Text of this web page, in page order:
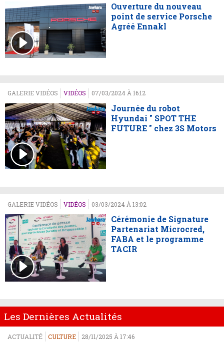
Ouverture du nouveau
point de service Porsche
Agréé Ennakl
GALERIE VIDÉOS VIDÉOS 07/03/2024 À 16:12
Journée du robot
Hyundai " SPOT THE
FUTURE " chez 3S Motors
GALERIE VIDÉOS VIDÉOS 03/03/2024 À 13:02
Cérémonie de Signature
Partenariat Microcred,
FABA et le programme
TACIR
Les Dernières Actualités
ACTUALITÉ CULTURE 28/11/2025 À 17:46